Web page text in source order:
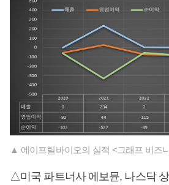
▲ 에이프릴바이오의 실적 <그래프 비즈
△미국 파트너사 에보뮨, 나스닥